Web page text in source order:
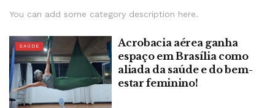
You can add some category description here.
SAÚDE
Acrobacia aérea ganha
espaço em Brasília como
aliada da saúde e do bem-
estar feminino!